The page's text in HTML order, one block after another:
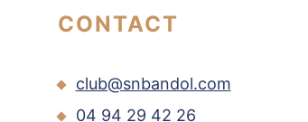
CONTACT
club@snbandol.com
04 94 29 42 26